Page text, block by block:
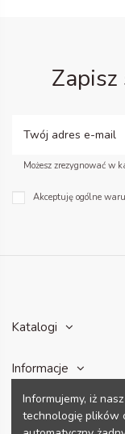
Możesz zrezygnować w
Akceptuję ogólne
Katalogi
Informacje
Konto
Informujemy, iż
technologię plików